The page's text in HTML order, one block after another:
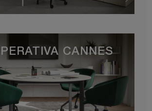
CANNES